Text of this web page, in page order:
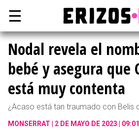
☰
Nodal revela el
bebé y asegura que
está muy contenta
¿Acaso está tan traumado con Belis
MONSERRAT 2 DE MAYO DE 2023 |